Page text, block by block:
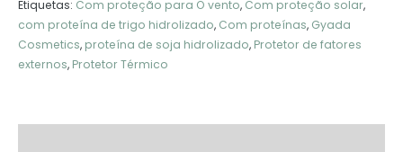
Etiquetas: Com proteção para O vento, Com proteção solar,
com proteína de trigo hidrolizado, Com proteínas, Gyada
Cosmetics, proteína de soja hidrolizado, Protetor de fatores
externos, Protetor Térmico